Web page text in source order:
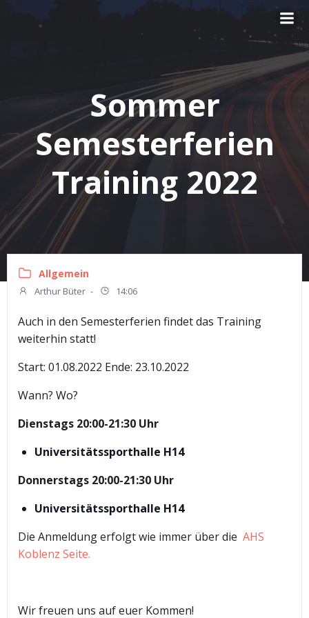
Zum
springen
Sommer
Semesterferien
Training 2022
Allgemein
Arthur Büter - 14:06
Auch in den Semesterferien findet das Training
weiterhin statt!
Start: 01.08.2022 Ende: 23.10.2022
Wann? Wo?
Dienstags 20:00-21:30 Uhr
Universitätssporthalle H14
Donnerstags 20:00-21:30 Uhr
Universitätssporthalle H14
Die Anmeldung erfolgt wie immer über die AHS
Koblenz Seite.
Wir freuen uns auf euer Kommen!